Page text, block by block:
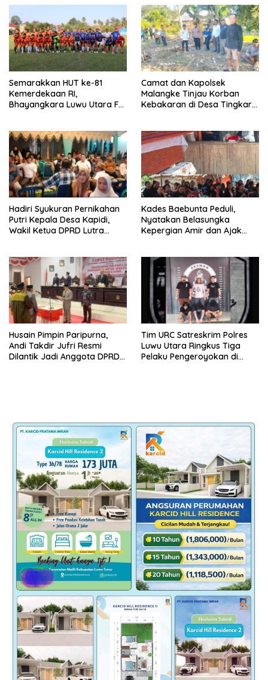
Semarakkan HUT ke-81
Kemerdekaan RI,
Bhayangkara Luwu Utara FC
Camat dan Kapolsek
Malangke Tinjau Korban
Kebakaran di Desa Tingkara,
Hadiri Syukuran Pernikahan
Putri Kepala Desa Kapidi,
Wakil Ketua DPRD Lutra
Kades Baebunta Peduli,
Nyatakan Belasungka
Kepergian Amir dan Ajak
Husain Pimpin Paripurna,
Andi Takdir Jufri Resmi
Dilantik Jadi Anggota DPRD
Tim URC Satreskrim Polres
Luwu Utara Ringkus Tiga
Pelaku Pengeroyokan di